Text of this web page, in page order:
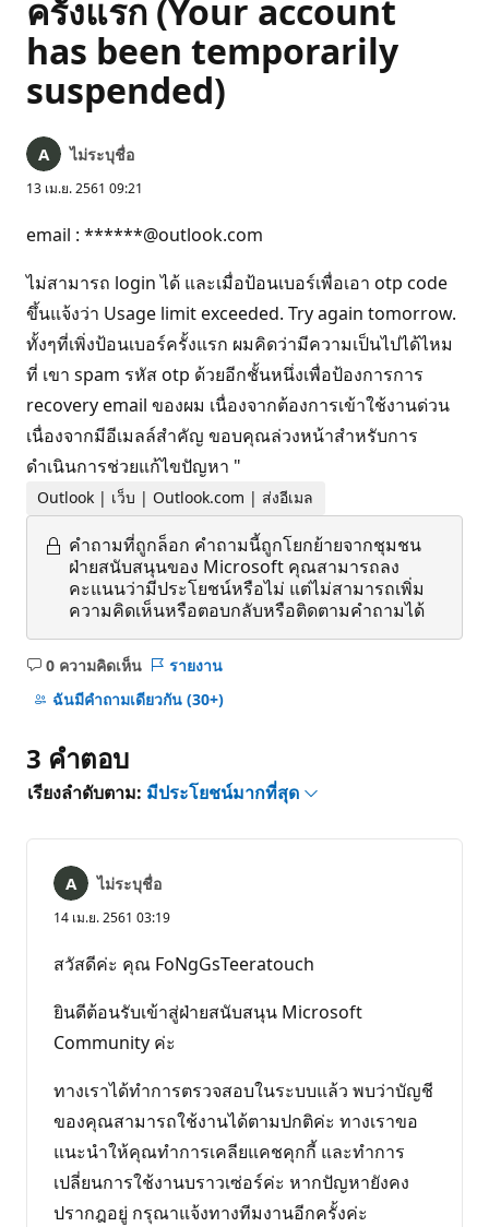
ครั้งแรก (Your account
has been temporarily
suspended)
ไม่ระบุชื่อ
13 เม.ย. 2561 09:21
email : ******@outlook.com
ไม่สามารถ login ได้ และเมื่อป้อนเบอร์เพื่อเอา otp code
ขึ้นแจ้งว่า Usage limit exceeded. Try again tomorrow.
ทั้งๆที่เพิ่งป้อนเบอร์ครั้งแรก ผมคิดว่ามีความเป็นไปได้ไหม
ที่ เขา spam รหัส otp ด้วยอีกชั้นหนึ่งเพื่อป้องการการ
recovery email ของผม เนื่องจากต้องการเข้าใช้งานด่วน
เนื่องจากมีอีเมลล์สำคัญ ขอบคุณล่วงหน้าสำหรับการ
ดำเนินการช่วยแก้ไขปัญหา "
Outlook | เว็บ | Outlook.com | ส่งอีเมล
คำถามที่ถูกล็อก คำถามนี้ถูกโยกย้ายจากชุมชน
ฝ่ายสนับสนุนของ Microsoft คุณสามารถลง
คะแนนว่ามีประโยชน์หรือไม่ แต่ไม่สามารถเพิ่ม
ความคิดเห็นหรือตอบกลับหรือติดตามคำถามได้
0 ความคิดเห็น
ไม่มี
ข้อคิด
รายงาน
ฉันมีคําถามเดียวกัน (30+)
3 คําตอบ
เรียงลำดับตาม: มีประโยชน์มากที่สุด
ไม่ระบุชื่อ
14 เม.ย. 2561 03:19
สวัสดีค่ะ คุณ FoNgGsTeeratouch
ยินดีต้อนรับเข้าสู่ฝ่ายสนับสนุน Microsoft
Community ค่ะ
ทางเราได้ทำการตรวจสอบในระบบแล้ว พบว่าบัญชี
ของคุณสามารถใช้งานได้ตามปกติค่ะ ทางเราขอ
แนะนำให้คุณทำการเคลียแคชคุกกี้ และทำการ
เปลี่ยนการใช้งานบราวเซ่อร์ค่ะ หากปัญหายังคง
ปรากฎอยู่ กรุณาแจ้งทางทีมงานอีกครั้งค่ะ